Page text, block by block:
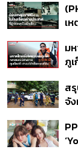
สั
เ
นั
ม
ภู
ที่
โ
ส
จั
ป
ส